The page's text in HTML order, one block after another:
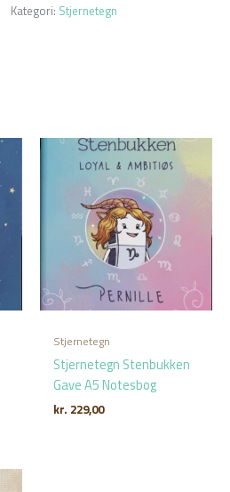
Kategori: Stjernetegn
Stjernetegn
Stjernetegn Stenbukken
Gave A5 Notesbog
kr. 229,00